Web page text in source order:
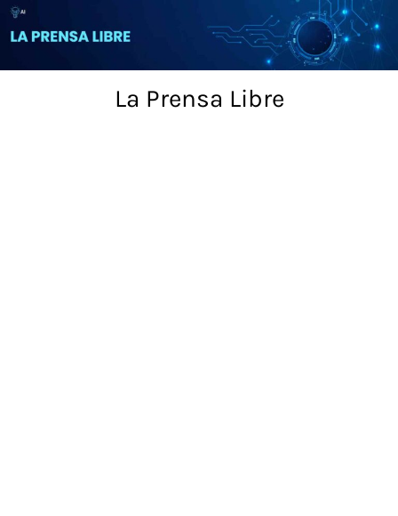
Skip
to
La Prensa Libre